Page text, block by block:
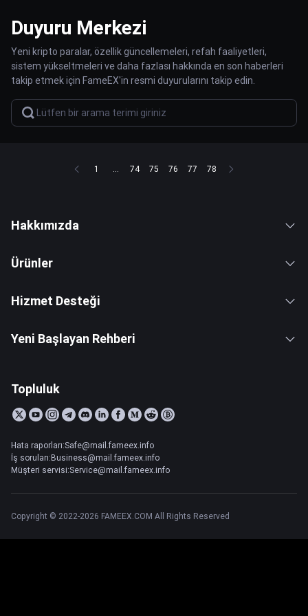
Duyuru Merkezi
Yeni kripto paralar, özellik güncellemeleri, refah faaliyetleri,
sistem yükseltmeleri ve daha fazlası hakkında en son haberleri
takip etmek için FameEX'in resmi duyurularını takip edin.
1 ... 74 75 76 77 78
Hakkımızda
Ürünler
Hizmet Desteği
Yeni Başlayan Rehberi
Topluluk
Hata raporları:Safe@mail.fameex.info
İş soruları:Business@mail.fameex.info
Müşteri servisi:Service@mail.fameex.info
Copyright © 2022-2026 FAMEEX.COM All Rights Reserved